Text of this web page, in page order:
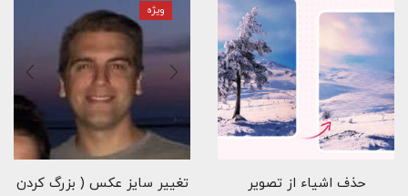
ویژه
تغییر سایز عکس ( بزرگ کردن
حذف اشیاء از تصویر